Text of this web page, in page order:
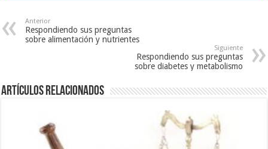
Anterior
Respondiendo sus preguntas
sobre alimentación y nutrientes
Siguiente
Respondiendo sus preguntas
sobre diabetes y metabolismo
Artículos Relacionados